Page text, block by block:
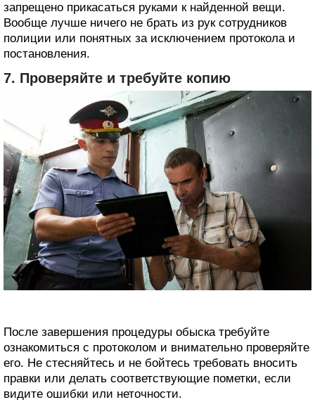
запрещено прикасаться руками к найденной вещи.
Вообще лучше ничего не брать из рук сотрудников
полиции или понятных за исключением протокола и
постановления.
7. Проверяйте и требуйте копию
После завершения процедуры обыска требуйте
ознакомиться с протоколом и внимательно проверяйте
его. Не стесняйтесь и не бойтесь требовать вносить
правки или делать соответствующие пометки, если
видите ошибки или неточности.